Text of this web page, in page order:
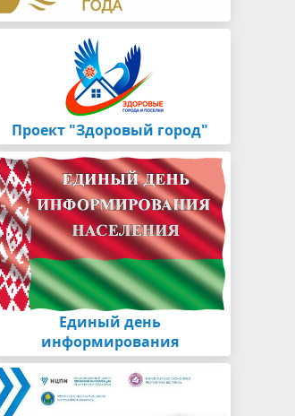
Проект "Здоровый город"
Единый день
информирования